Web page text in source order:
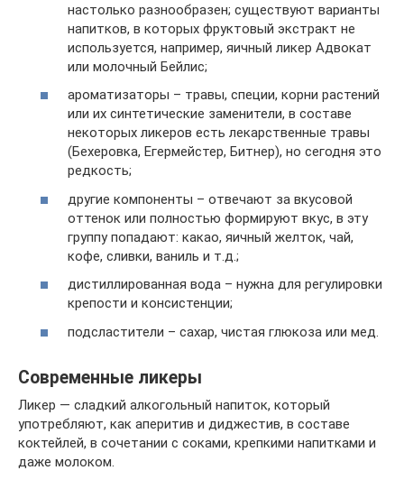
настолько разнообразен; существуют варианты
напитков, в которых фруктовый экстракт не
используется, например, яичный ликер Адвокат
или молочный Бейлис;
ароматизаторы – травы, специи, корни растений
или их синтетические заменители, в составе
некоторых ликеров есть лекарственные травы
(Бехеровка, Егермейстер, Битнер), но сегодня это
редкость;
другие компоненты – отвечают за вкусовой
оттенок или полностью формируют вкус, в эту
группу попадают: какао, яичный желток, чай,
кофе, сливки, ваниль и т.д.;
дистиллированная вода – нужна для регулировки
крепости и консистенции;
подсластители – сахар, чистая глюкоза или мед.
Современные ликеры
Ликер — сладкий алкогольный напиток, который
употребляют, как аперитив и диджестив, в составе
коктейлей, в сочетании с соками, крепкими напитками и
даже молоком.